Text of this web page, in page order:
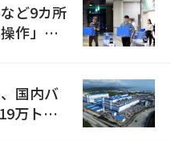
ど9カ所
作」の
国内バ
万トン